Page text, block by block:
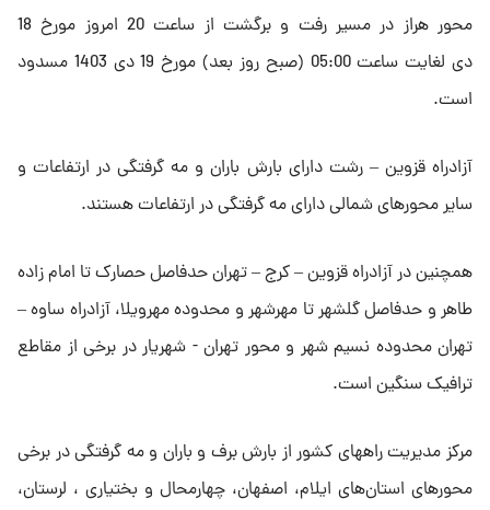
محور هراز در مسیر رفت و برگشت از ساعت 20 امروز مورخ 18
دی لغایت ساعت 05:00 (صبح روز بعد) مورخ 19 دی 1403 مسدود
است.
آزادراه قزوین – رشت دارای بارش باران و مه گرفتگی در ارتفاعات و
سایر محورهای شمالی دارای مه گرفتگی در ارتفاعات هستند.
همچنین در آزادراه قزوین – کرج – تهران حدفاصل حصارک تا امام زاده
طاهر و حدفاصل گلشهر تا مهرشهر و محدوده مهرویلا، آزادراه ساوه –
تهران محدوده نسیم شهر و محور تهران - شهریار در برخی از مقاطع
ترافیک سنگین است.
مرکز مدیریت راههای کشور از بارش برف و باران و مه گرفتگی در برخی
محورهای استان‌های ایلام، اصفهان، چهارمحال و بختیاری ، لرستان،